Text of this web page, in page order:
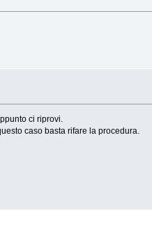
ci riprovi.
caso basta rifare la procedura.